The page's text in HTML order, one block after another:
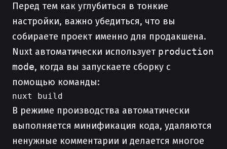
Перед тем как углубиться в тонкие
настройки, важно убедиться, что вы
собираете проект именно для продакшена.
Nuxt автоматически использует production
mode, когда вы запускаете сборку с
помощью команды:
В режиме производства автоматически
выполняется минификация кода, удаляются
ненужные комментарии и делается многое